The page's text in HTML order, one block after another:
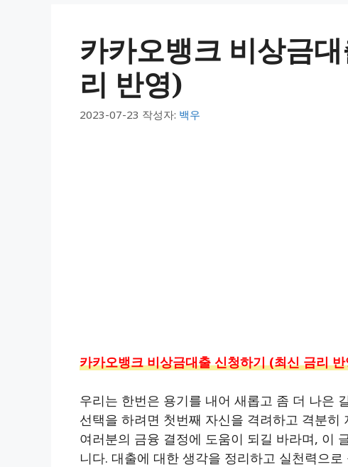
카카오뱅크 비상금
리 반영)
2023-07-23 작성자: 백우
카카오뱅크 비상금대출 신청하기 (최신 금리
우리는 한번은 용기를 내어 새롭고 좀 더 나은
선택을 하려면 첫번째 자신을 격려하고 격분
여러분의 금융 결정에 도움이 되길 바라며, 이
니다. 대출에 대한 생각을 정리하고 실천력으